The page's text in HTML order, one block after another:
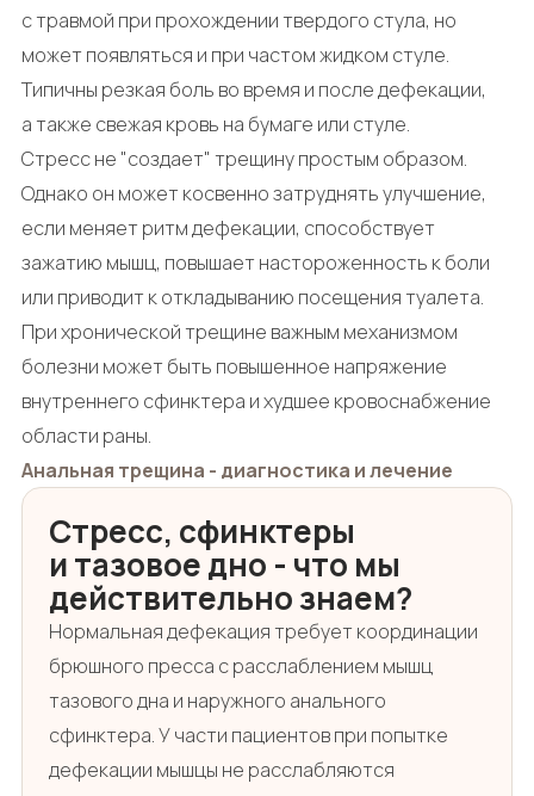
с травмой при прохождении твердого стула, но
может появляться и при частом жидком стуле.
Типичны резкая боль во время и после дефекации,
а также свежая кровь на бумаге или стуле.
Стресс не "создает" трещину простым образом.
Однако он может косвенно затруднять улучшение,
если меняет ритм дефекации, способствует
зажатию мышц, повышает настороженность к боли
или приводит к откладыванию посещения туалета.
При хронической трещине важным механизмом
болезни может быть повышенное напряжение
внутреннего сфинктера и худшее кровоснабжение
области раны.
Анальная трещина - диагностика и лечение
Стресс, сфинктеры
и тазовое дно - что мы
действительно знаем?
Нормальная дефекация требует координации
брюшного пресса с расслаблением мышц
тазового дна и наружного анального
сфинктера. У части пациентов при попытке
дефекации мышцы не расслабляются